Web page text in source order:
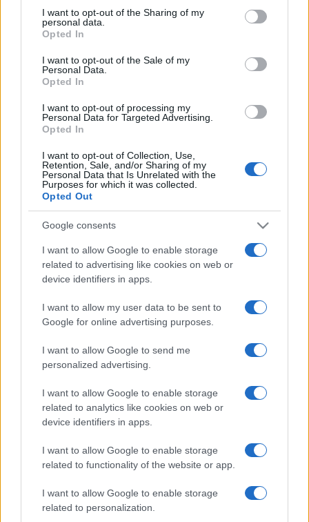
not limited to your visit or usage behaviour. You may click to
grant or deny consent to Google and its third-party tags to
use your data for below specified purposes in below Google
consent section.
I want to opt-out of the Sharing of my
personal data.
Opted In
I want to opt-out of the Sale of my
Personal Data.
Opted In
I want to opt-out of processing my
Personal Data for Targeted Advertising.
Opted In
I want to opt-out of Collection, Use,
Retention, Sale, and/or Sharing of my
Personal Data that Is Unrelated with the
Purposes for which it was collected.
Opted Out
Google consents
I want to allow Google to enable storage
related to advertising like cookies on web or
device identifiers in apps.
I want to allow my user data to be sent to
Google for online advertising purposes.
I want to allow Google to send me
personalized advertising.
I want to allow Google to enable storage
related to analytics like cookies on web or
device identifiers in apps.
I want to allow Google to enable storage
related to functionality of the website or app.
I want to allow Google to enable storage
related to personalization.
ami arra utal, hogy ezek a mobilis DNS-elemek döntő
szerepet játszhatnak az öregedési folyamatban.
A kutatók különböző technikákat alkalmaztak, hogy a
transzpozábilis elemek aktivitását csökkentsék. Ennek
hatására a férgek lassabban mutatták az öregedés jeleit.
Sőt, amikor több transzpozábilis elem tevékenységét
tovább nőtt.
„Élettartam-vizsgálataink során pusztán a transzpozábilis
elemek leszabályozásával vagy a Piwi-piRNS-szabályozás
felerősítésével statisztikailag szignifikáns élethossz
növekedést értünk el. Ez megnyitja a kaput a módszer
számos lehetséges alkalmazása előtt az orvostudomány és
módosításokat fedezett fel e férgek DNS-ében az
elemekben. Az epigenetikai módosítások a DNS olyan
módosításai, amelyek nem a DNS-kódot, azaz a szekvenciát
módosításokról megfigyelték, hogy növelik a transzpozábilis
elemek aktivitását, és azt találták, hogy az öregedéssel
párhuzamosan egyre több lesz az N6-adenin metiláció az
állatokban, ami arra utal, hogy ez az epigenetikai módosítás